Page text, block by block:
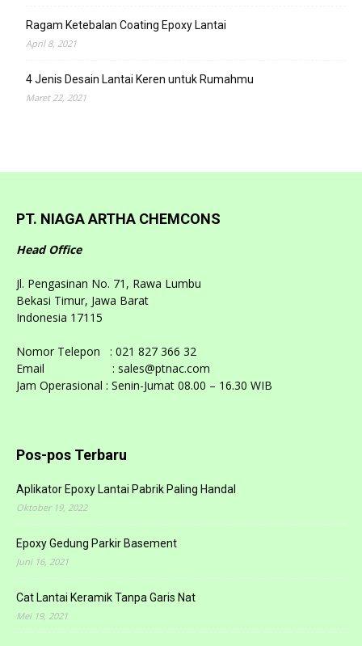
Ragam Ketebalan Coating Epoxy Lantai
April 8, 2021
4 Jenis Desain Lantai Keren untuk Rumahmu
Maret 22, 2021
PT. NIAGA ARTHA CHEMCONS
Head Office
Jl. Pengasinan No. 71, Rawa Lumbu
Bekasi Timur, Jawa Barat
Indonesia 17115
Nomor Telepon : 021 827 366 32
Email : sales@ptnac.com
Jam Operasional : Senin-Jumat 08.00 – 16.30 WIB
Pos-pos Terbaru
Aplikator Epoxy Lantai Pabrik Paling Handal
Oktober 19, 2022
Epoxy Gedung Parkir Basement
Juni 16, 2021
Cat Lantai Keramik Tanpa Garis Nat
Mei 19, 2021